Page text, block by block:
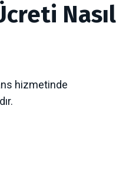
Nasıl
hizmetinde